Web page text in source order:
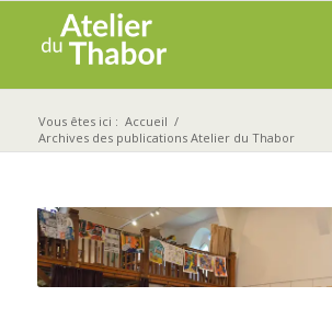
Vous êtes ici : Accueil /
Archives des publications Atelier du Thabor